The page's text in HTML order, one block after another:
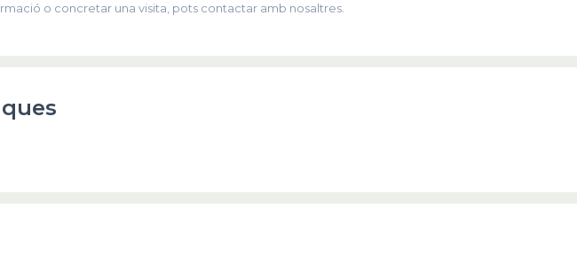
o concretar una visita, pots contactar amb nosaltres.